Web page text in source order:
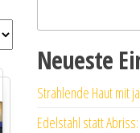
Neueste
Strahlende Haut mit
Edelstahl statt